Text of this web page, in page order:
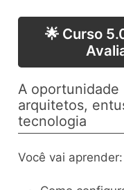
🌟 Curso
A oportunidade
arquitetos,
tecnologia
Você vai aprender: